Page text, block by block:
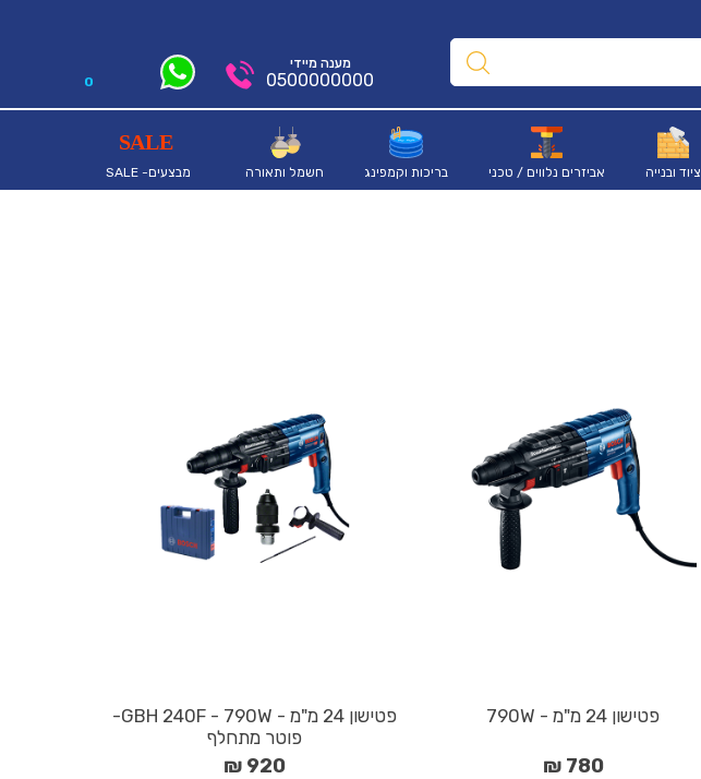
0
ציוד ובנייה אביזרים נלווים / טכני בריכות וקמפינג חשמל ותאורה מבצעים- SALE
מענה מיידי
0500000000
פטישון 24 מ"מ - 790W
780 ₪
פטישון 24 מ"מ - GBH 240F - 790W-
פוטר מתחלף
920 ₪